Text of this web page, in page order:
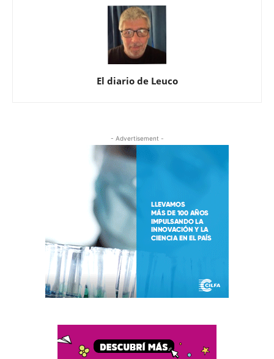
El diario de Leuco
- Advertisement -